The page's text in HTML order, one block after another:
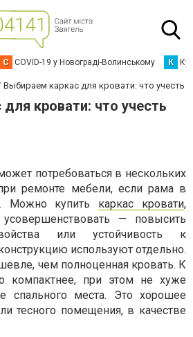
C COVID-19 у Новограді-Волинському К
Выбираем каркас для кровати: что учесть
кровати: что учесть
потребоваться в нескольких
ремонте мебели, если рама в
Можно купить каркас кровати,
— повысить
или устойчивость к
используют отдельно.
чем полноценная кровать. К
компактнее, при этом не хуже
спального места. Это хорошее
тесного помещения, в качестве